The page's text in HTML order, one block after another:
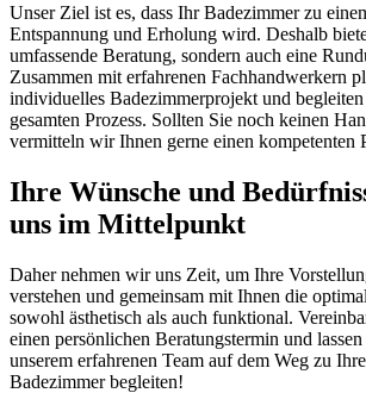
Unser Ziel ist es, dass Ihr Badezimmer zu
Entspannung und Erholung wird. Deshalb
umfassende Beratung, sondern auch eine
Zusammen mit erfahrenen Fachhandwerkern
individuelles Badezimmerprojekt und
gesamten Prozess. Sollten Sie noch keinen
vermitteln wir Ihnen gerne einen kompetenten
Ihre Wünsche und
uns im Mittelpunkt
Daher nehmen wir uns Zeit, um Ihre
verstehen und gemeinsam mit Ihnen die
sowohl ästhetisch als auch funktional.
einen persönlichen Beratungstermin und
unserem erfahrenen Team auf dem Weg zu
Badezimmer begleiten!